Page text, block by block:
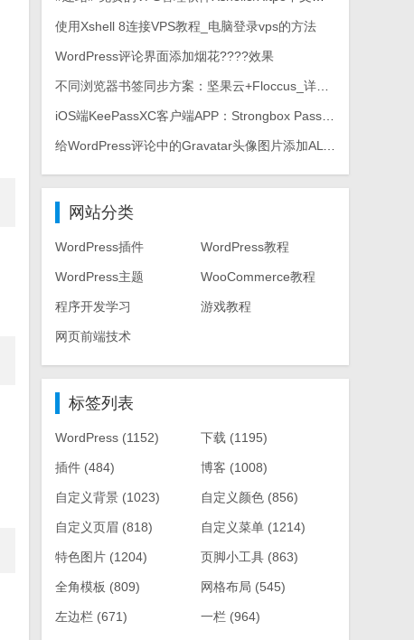
使用Xshell 8连接VPS教程_电脑登录vps的方法
WordPress评论界面添加烟花????效果
不同浏览器书签同步方案：坚果云+Floccus_详细使用教程
iOS端KeePassXC客户端APP：Strongbox Password Safe
网站分类
WordPress插件 WordPress教程
WordPress主题 WooCommerce教程
程序开发学习 游戏教程
网页前端技术
标签列表
WordPress(1152) 下载 (1195)
插件(484) 博客 (1008)
自定义背景(1023) 自定义颜色 (856)
自定义页眉(818) 自定义菜单 (1214)
特色图片(1204) 页脚小工具 (863)
全角模板 (809) 网格布局 (545)
左边栏(671) 一栏 (964)